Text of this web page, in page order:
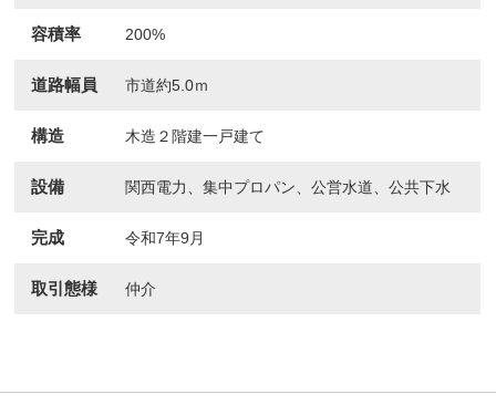
容積率 200%
道路幅員 市道約5.0ｍ
構造 木造２階建一戸建て
設備 関西電力、集中プロパン、公営水道、公共下水
完成 令和7年9月
取引態様 仲介